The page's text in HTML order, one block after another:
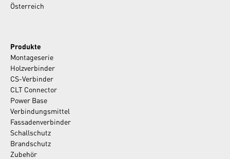
Österreich
Produkte
Montageserie
Holzverbinder
CS-Verbinder
CLT Connector
Power Base
Verbindungsmittel
Fassadenverbinder
Schallschutz
Brandschutz
Zubehör